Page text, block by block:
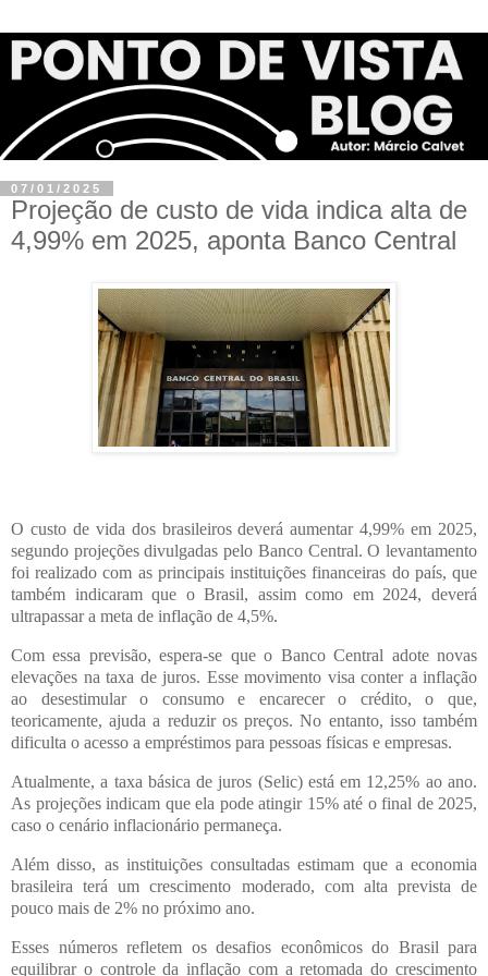
07/01/2025
Projeção de custo de vida indica alta de
4,99% em 2025, aponta Banco Central
O custo de vida dos brasileiros deverá aumentar 4,99% em 2025,
segundo projeções divulgadas pelo Banco Central. O levantamento
foi realizado com as principais instituições financeiras do país, que
também indicaram que o Brasil, assim como em 2024, deverá
ultrapassar a meta de inflação de 4,5%.
Com essa previsão, espera-se que o Banco Central adote novas
elevações na taxa de juros. Esse movimento visa conter a inflação
ao desestimular o consumo e encarecer o crédito, o que,
teoricamente, ajuda a reduzir os preços. No entanto, isso também
dificulta o acesso a empréstimos para pessoas físicas e empresas.
Atualmente, a taxa básica de juros (Selic) está em 12,25% ao ano.
As projeções indicam que ela pode atingir 15% até o final de 2025,
caso o cenário inflacionário permaneça.
Além disso, as instituições consultadas estimam que a economia
brasileira terá um crescimento moderado, com alta prevista de
pouco mais de 2% no próximo ano.
Esses números refletem os desafios econômicos do Brasil para
equilibrar o controle da inflação com a retomada do crescimento